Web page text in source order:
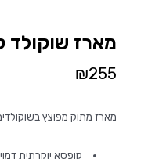
מארז
₪255
מארז מתוק מפוצץ
קופסא יוקרתית